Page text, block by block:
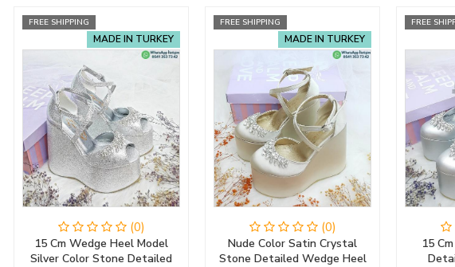
FREE SHIPPING
MADE IN TURKEY
(0)
15 Cm Wedge Heel Model
Silver Color Stone Detailed
FREE SHIPPING
MADE IN TURKEY
(0)
Nude Color Satin Crystal
Stone Detailed Wedge Heel
FREE
15